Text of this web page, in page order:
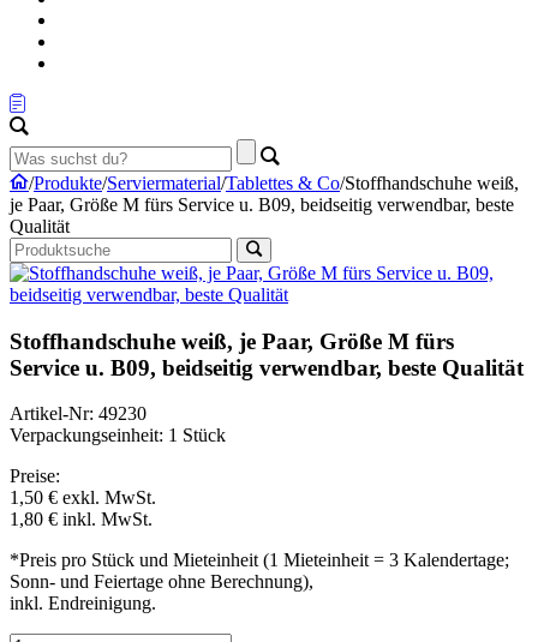
/Produkte/Serviermaterial/Tablettes & Co/Stoffhandschuhe weiß,
je Paar, Größe M fürs Service u. B09, beidseitig verwendbar, beste
Qualität
Stoffhandschuhe weiß, je Paar, Größe M fürs
Service u. B09, beidseitig verwendbar, beste Qualität
Artikel-Nr: 49230
Verpackungseinheit: 1 Stück
Preise:
1,50 € exkl. MwSt.
1,80 € inkl. MwSt.
*Preis pro Stück und Mieteinheit (1 Mieteinheit = 3 Kalendertage;
Sonn- und Feiertage ohne Berechnung),
inkl. Endreinigung.